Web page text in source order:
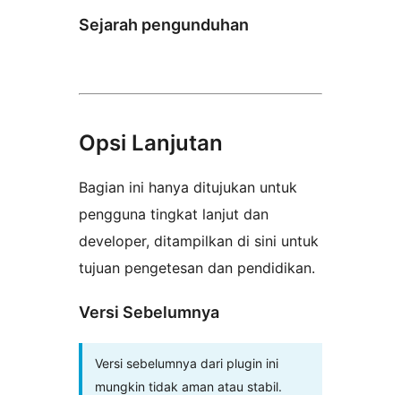
Sejarah pengunduhan
Opsi Lanjutan
Bagian ini hanya ditujukan untuk
pengguna tingkat lanjut dan
developer, ditampilkan di sini untuk
tujuan pengetesan dan pendidikan.
Versi Sebelumnya
Versi sebelumnya dari plugin ini
mungkin tidak aman atau stabil.